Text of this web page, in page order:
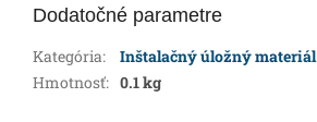
Dodatočné parametre
Kategória:
Inštalačný úložný materiál
Hmotnosť: 0.1 kg